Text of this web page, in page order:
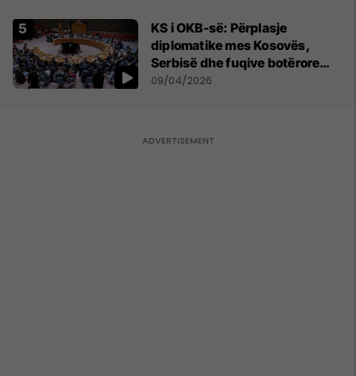
KS i OKB-së: Përplasje
diplomatike mes Kosovës,
Serbisë dhe fuqive botërore
mbi dialogun, sigurinë dhe
09/04/2026